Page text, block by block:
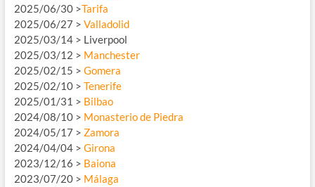
2025/06/30 >Tarifa
2025/06/27 > Valladolid
2025/03/14 > Liverpool
2025/03/12 > Manchester
2025/02/15 > Gomera
2025/02/10 > Tenerife
2025/01/31 > Bilbao
2024/08/10 > Monasterio de Piedra
2024/05/17 > Zamora
2024/04/04 > Girona
2023/12/16 > Baiona
2023/07/20 > Málaga